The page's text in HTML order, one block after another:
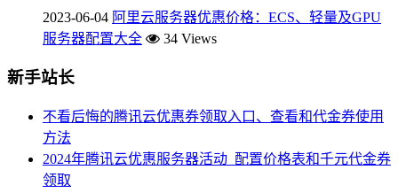
2023-06-04 阿里云服务器优惠价格：ECS、轻量及GPU
服务器配置大全
34 Views
新手站长
不看后悔的腾讯云优惠券领取入口、查看和代金券使用
方法
2024年腾讯云优惠服务器活动_配置价格表和千元代金券
领取